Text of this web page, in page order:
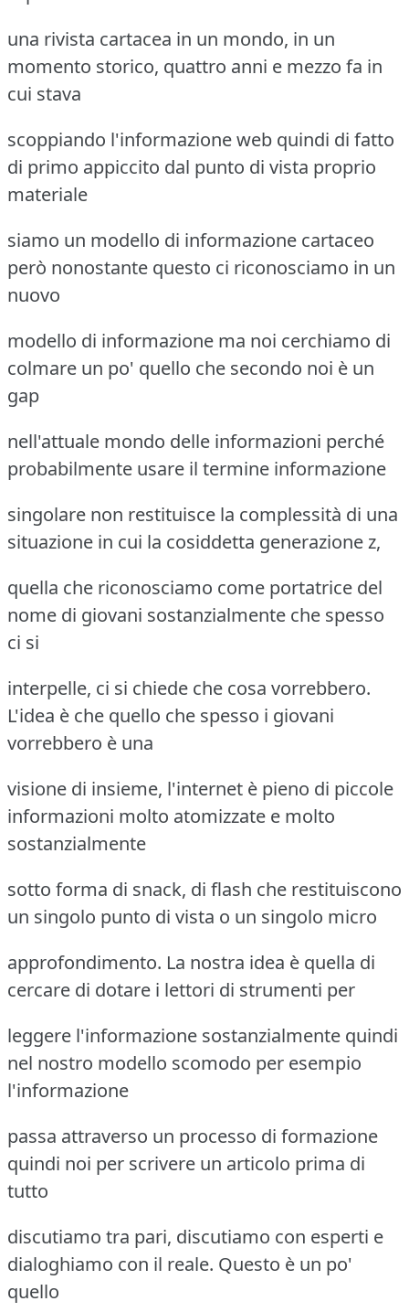
una rivista cartacea in un mondo, in un
momento storico, quattro anni e mezzo fa in
cui stava
scoppiando l'informazione web quindi di fatto
di primo appiccito dal punto di vista proprio
materiale
siamo un modello di informazione cartaceo
però nonostante questo ci riconosciamo in un
nuovo
modello di informazione ma noi cerchiamo di
colmare un po' quello che secondo noi è un
gap
nell'attuale mondo delle informazioni perché
probabilmente usare il termine informazione
singolare non restituisce la complessità di una
situazione in cui la cosiddetta generazione z,
quella che riconosciamo come portatrice del
nome di giovani sostanzialmente che spesso
ci si
interpelle, ci si chiede che cosa vorrebbero.
L'idea è che quello che spesso i giovani
vorrebbero è una
visione di insieme, l'internet è pieno di piccole
informazioni molto atomizzate e molto
sostanzialmente
sotto forma di snack, di flash che restituiscono
un singolo punto di vista o un singolo micro
approfondimento. La nostra idea è quella di
cercare di dotare i lettori di strumenti per
leggere l'informazione sostanzialmente quindi
nel nostro modello scomodo per esempio
l'informazione
passa attraverso un processo di formazione
quindi noi per scrivere un articolo prima di
tutto
discutiamo tra pari, discutiamo con esperti e
dialoghiamo con il reale. Questo è un po'
quello